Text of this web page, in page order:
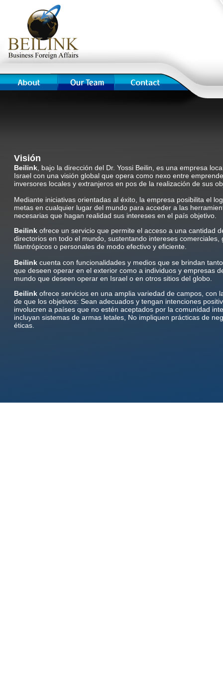
Visión
Beilink , bajo la dirección del Dr. Yossi Beilin, es una empresa
Israel con una visión global que opera como nexo entre
inversores locales y extranjeros en pos de la realización de sus
Mediante iniciativas orientadas al éxito, la empresa posibilita el
metas en cualquier lugar del mundo para acceder a las
necesarias que hagan realidad sus intereses en el país objetivo.
Beilink ofrece un servicio que permite el acceso a una cantidad
directorios en todo el mundo, sustentando intereses comerciales,
filantrópicos o personales de modo efectivo y eficiente.
Beilink cuenta con funcionalidades y medios que se brindan
que deseen operar en el exterior como a individuos y empresas
mundo que deseen operar en Israel o en otros sitios del globo.
Beilink ofrece servicios en una amplia variedad de campos, con
de que los objetivos: Sean adecuados y tengan intenciones
involucren a países que no estén aceptados por la comunidad
incluyan sistemas de armas letales, No impliquen prácticas de
éticas.